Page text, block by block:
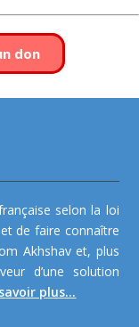
don
selon la loi
de faire connaître
Akhshav et, plus
d’une solution
plus...